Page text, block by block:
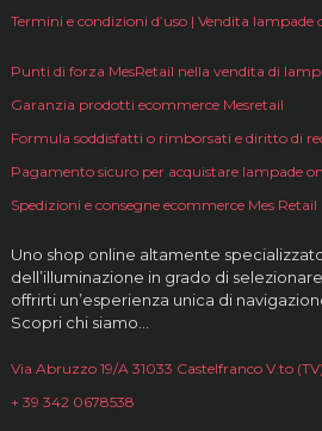
Termini e condizioni d’uso | Vendita lampade
Punti di forza MesRetail nella vendita di
Garanzia prodotti ecommerce Mesretail
Formula soddisfatti o rimborsati e diritto di
Pagamento sicuro per acquistare lampade
Spedizioni e consegne ecommerce Mes Retail
Uno shop online altamente
dell’illuminazione in grado di
offrirti un’esperienza unica di
Scopri chi siamo…
Via Abruzzo 19/A 31033 Castelfranco V.to (TV)
+ 39 342 0678538